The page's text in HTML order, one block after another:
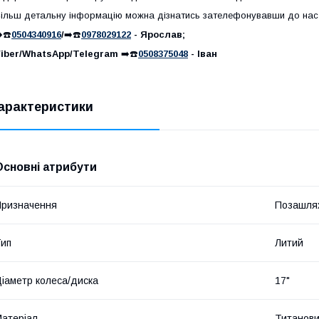
детальну інформацію можна дізнатись зателефонувавши до нас
0504340916/➡️☎️0978029122 - Ярослав;
WhatsApp/Telegram ➡️☎️0508375048 - Іван
атрибути
Литий
колеса/диска 17"